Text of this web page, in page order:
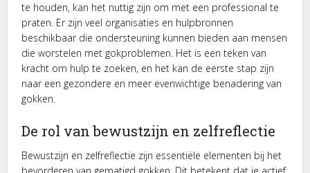
te houden, kan het nuttig zijn om met een professional te
praten. Er zijn veel organisaties en hulpbronnen
beschikbaar die ondersteuning kunnen bieden aan mensen
die worstelen met gokproblemen. Het is een teken van
kracht om hulp te zoeken, en het kan de eerste stap zijn
naar een gezondere en meer evenwichtige benadering van
gokken.
De rol van bewustzijn en zelfreflectie
Bewustzijn en zelfreflectie zijn essentiële elementen bij het